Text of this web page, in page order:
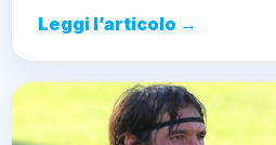
Leggi l’articolo →